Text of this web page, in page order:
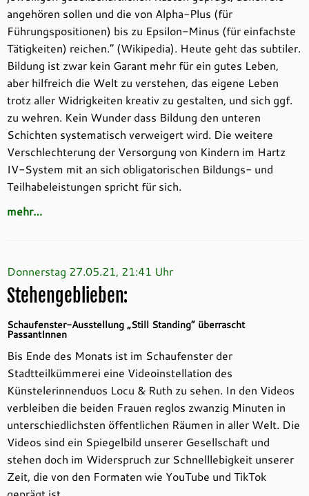
angehören sollen und die von Alpha-Plus (für
Führungspositionen) bis zu Epsilon-Minus (für einfachste
Tätigkeiten) reichen.“ (Wikipedia). Heute geht das subtiler.
Bildung ist zwar kein Garant mehr für ein gutes Leben,
aber hilfreich die Welt zu verstehen, das eigene Leben
trotz aller Widrigkeiten kreativ zu gestalten, und sich ggf.
zu wehren. Kein Wunder dass Bildung den unteren
Schichten systematisch verweigert wird. Die weitere
Verschlechterung der Versorgung von Kindern im Hartz
IV-System mit an sich obligatorischen Bildungs- und
Teilhabeleistungen spricht für sich.
mehr…
Donnerstag 27.05.21, 21:41 Uhr
Stehengeblieben:
Schaufenster-Ausstellung „Still Standing“ überrascht
PassantInnen
Bis Ende des Monats ist im Schaufenster der
Stadtteilkümmerei eine Videoinstellation des
Künstelerinnenduos Locu & Ruth zu sehen. In den Videos
verbleiben die beiden Frauen reglos zwanzig Minuten in
unterschiedlichsten öffentlichen Räumen in aller Welt. Die
Videos sind ein Spiegelbild unserer Gesellschaft und
stehen doch im Widerspruch zur Schnelllebigkeit unserer
Zeit, die von den Formaten wie YouTube und TikTok